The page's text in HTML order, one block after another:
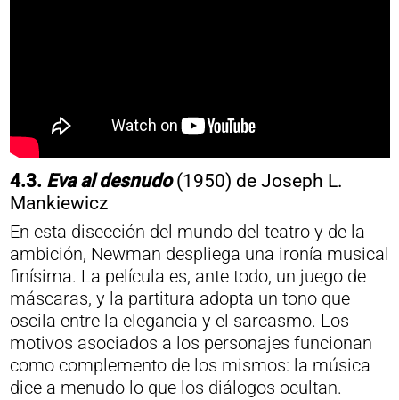
4.3. Eva al desnudo (1950) de Joseph L.
Mankiewicz
En esta disección del mundo del teatro y de la
ambición, Newman despliega una ironía musical
finísima. La película es, ante todo, un juego de
máscaras, y la partitura adopta un tono que
oscila entre la elegancia y el sarcasmo. Los
motivos asociados a los personajes funcionan
como complemento de los mismos: la música
dice a menudo lo que los diálogos ocultan.